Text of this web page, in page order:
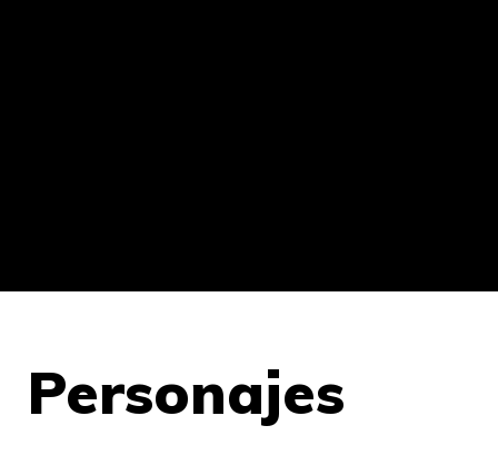
Personajes